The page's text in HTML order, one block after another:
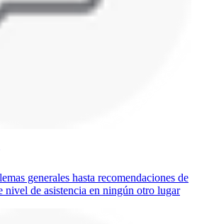
generales hasta recomendaciones de
nivel de asistencia en ningún otro lugar